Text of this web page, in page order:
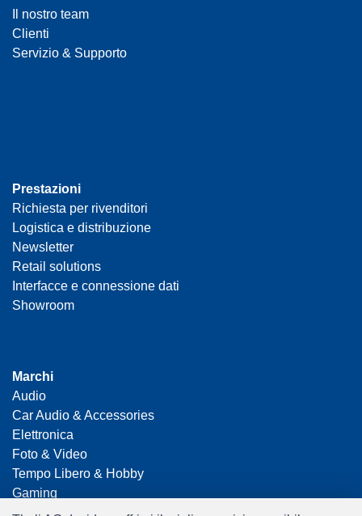
Il nostro team
Clienti
Servizio & Supporto
Prestazioni
Richiesta per rivenditori
Logistica e distribuzione
Newsletter
Retail solutions
Interfacce e connessione dati
Showroom
Marchi
Audio
Car Audio & Accessories
Elettronica
Foto & Video
Tempo Libero & Hobby
Gaming
Casalinga